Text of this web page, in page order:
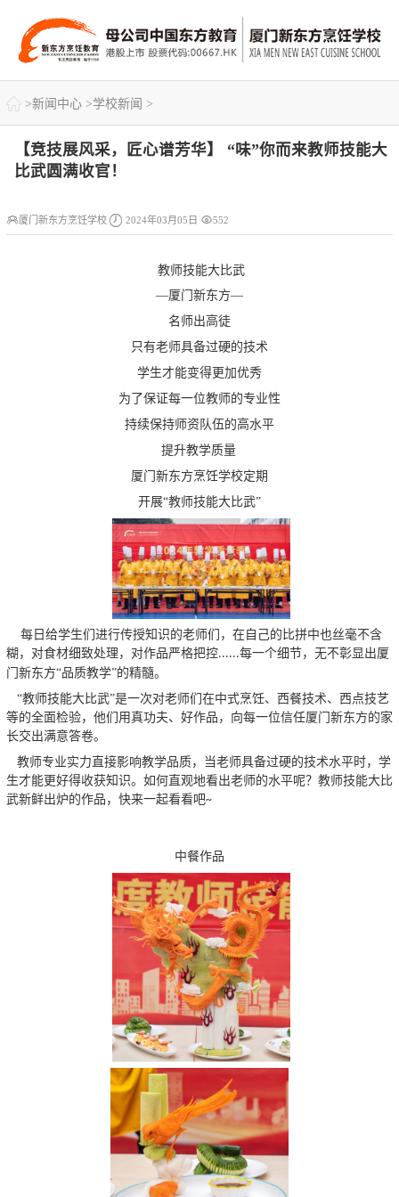
 >新闻中心 >学校新闻 >
【竞技展风采，匠心谱芳华】 “味”你而来教师技能大
比武圆满收官！
厦门新东方烹饪学校  2024年03月05日 552
教师技能大比武
—厦门新东方—
名师出高徒
只有老师具备过硬的技术
学生才能变得更加优秀
为了保证每一位教师的专业性
持续保持师资队伍的高水平
提升教学质量
厦门新东方烹饪学校定期
开展“教师技能大比武”
每日给学生们进行传授知识的老师们，在自己的比拼中也丝毫不含
糊，对食材细致处理，对作品严格把控......每一个细节，无不彰显出厦
门新东方“品质教学”的精髓。
“教师技能大比武”是一次对老师们在中式烹饪、西餐技术、西点技艺
等的全面检验，他们用真功夫、好作品，向每一位信任厦门新东方的家
长交出满意答卷。
教师专业实力直接影响教学品质，当老师具备过硬的技术水平时，学
生才能更好得收获知识。如何直观地看出老师的水平呢？教师技能大比
武新鲜出炉的作品，快来一起看看吧~
中餐作品